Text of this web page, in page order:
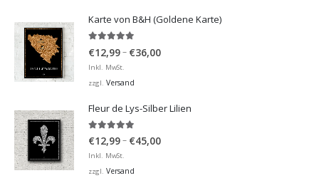
Karte von B&H (Goldene Karte)
€12,99– €36,00Preisspanne:
Inkl. MwSt.
zzgl. Versand
Fleur de Lys-Silber Lilien
4.95von 5
€12,99– €45,00Preisspanne:
Inkl. MwSt.
zzgl. Versand